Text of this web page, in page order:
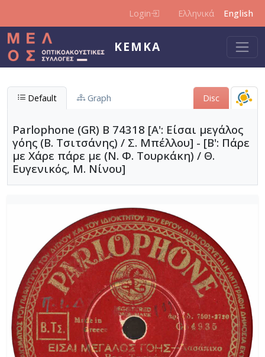
Login Ελληνικά English
KEMKA
Default Graph Disc
Parlophone (GR) Β 74318 [Α': Είσαι μεγάλος
γόης (Β. Τσιτσάνης) / Σ. Μπέλλου] - [Β': Πάρε
με Χάρε πάρε με (Ν. Φ. Τουρκάκη) / Θ.
Ευγενικός, Μ. Νίνου]